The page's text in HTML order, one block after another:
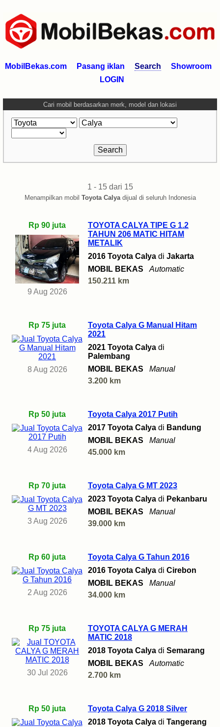
MobilBekas.com Pasang iklan Search
Showroom
LOGIN
Cari mobil berdasarkan merk, model dan lokasi
1 - 15 dari 15
Menampilkan mobil Toyota Calyadijual di seluruh Indonesia
Rp 90 juta
9 Aug 2026
TOYOTA CALYA TIPE G 1.2
TAHUN 206 MATIC HITAM
METALIK
2016 Toyota Calya di Jakarta
MOBIL BEKAS
Automatic
150.211 km
Rp 75 juta
8 Aug 2026
Toyota Calya G Manual Hitam
2021
2021 Toyota Calya di
Palembang
MOBIL BEKAS
Manual
3.200 km
Rp 50 juta
4 Aug 2026
Toyota Calya 2017 Putih
2017 Toyota Calya di Bandung
MOBIL BEKAS
Manual
45.000 km
Rp 70 juta
3 Aug 2026
Toyota Calya G MT 2023
2023 Toyota Calya di Pekanbaru
MOBIL BEKAS
Manual
39.000 km
Rp 60 juta
2 Aug 2026
Toyota Calya G Tahun 2016
2016 Toyota Calya di Cirebon
MOBIL BEKAS
Manual
34.000 km
Rp 75 juta
30 Jul 2026
TOYOTA CALYA G MERAH
MATIC 2018
2018 Toyota Calya di Semarang
MOBIL BEKAS
Automatic
2.700 km
Rp 50 juta
Toyota Calya G 2018 Silver
2018 Toyota Calya di Tangerang